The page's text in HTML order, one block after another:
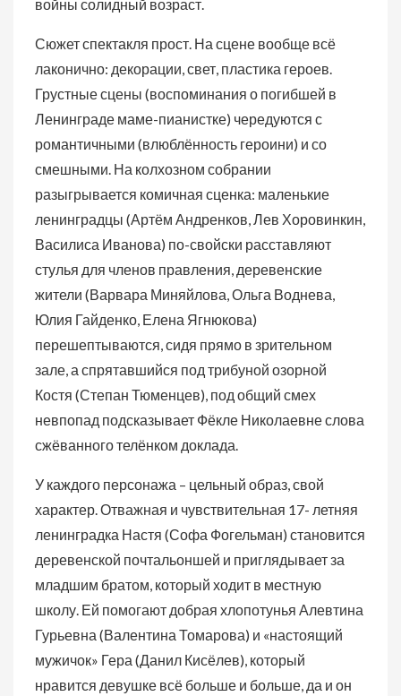
войны солидный возраст.
Сюжет спектакля прост. На сцене вообще всё
лаконично: декорации, свет, пластика героев.
Грустные сцены (воспоминания о погибшей в
Ленинграде маме-пианистке) чередуются с
романтичными (влюблённость героини) и со
смешными. На колхозном собрании
разыгрывается комичная сценка: маленькие
ленинградцы (Артём Андренков, Лев Хоровинкин,
Василиса Иванова) по-свойски расставляют
стулья для членов правления, деревенские
жители (Варвара Миняйлова, Ольга Воднева,
Юлия Гайденко, Елена Ягнюкова)
перешептываются, сидя прямо в зрительном
зале, а спрятавшийся под трибуной озорной
Костя (Степан Тюменцев), под общий смех
невпопад подсказывает Фёкле Николаевне слова
сжёванного телёнком доклада.
У каждого персонажа – цельный образ, свой
характер. Отважная и чувствительная 17- летняя
ленинградка Настя (Софа Фогельман) становится
деревенской почтальоншей и приглядывает за
младшим братом, который ходит в местную
школу. Ей помогают добрая хлопотунья Алевтина
Гурьевна (Валентина Томарова) и «настоящий
мужичок» Гера (Данил Кисёлев), который
нравится девушке всё больше и больше, да и он